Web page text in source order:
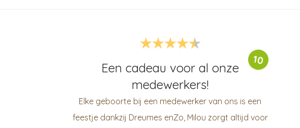
10
Een cadeau voor al onze
medewerkers!
Elke geboorte bij een medewerker van ons is een
feestje dankzij Dreumes enZo, Milou zorgt altijd voor